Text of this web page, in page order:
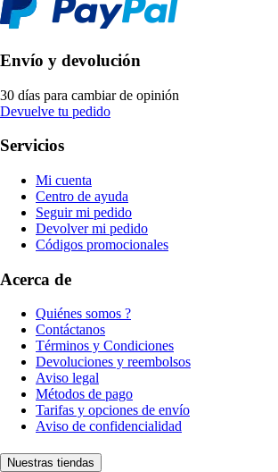
Envío y devolución
30 días para cambiar de opinión
Devuelve tu pedido
Servicios
Mi cuenta
Centro de ayuda
Seguir mi pedido
Devolver mi pedido
Códigos promocionales
Acerca de
Quiénes somos ?
Contáctanos
Términos y Condiciones
Devoluciones y reembolsos
Aviso legal
Métodos de pago
Tarifas y opciones de envío
Aviso de confidencialidad
Nuestras tiendas